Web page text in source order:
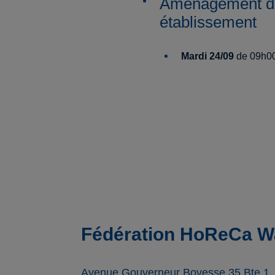
Aménagement
établissement
Mardi 24/09de
Fédération HoReCa
Avenue Gouverneur Bovesse 35 Bte 1